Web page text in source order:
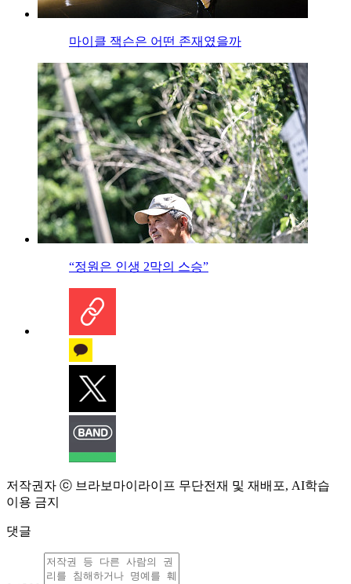
마이클 잭슨은 어떤 존재였을까
“정원은 인생 2막의 스승”
저작권자 ⓒ 브라보마이라이프 무단전재 및 재배포, AI학습
이용 금지
댓글